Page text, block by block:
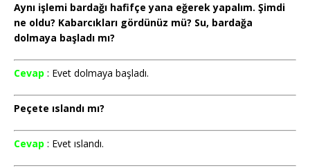
Aynı işlemi bardağı hafifçe yana eğerek yapalım. Şimdi
ne oldu? Kabarcıkları gördünüz mü? Su, bardağa
dolmaya başladı mı?
Cevap : Evet dolmaya başladı.
Peçete ıslandı mı?
Cevap : Evet ıslandı.